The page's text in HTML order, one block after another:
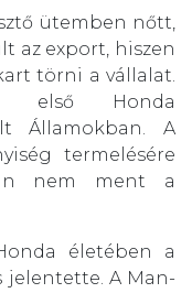
ütemben nőtt,
az export, hiszen
törni a vállalat.
első Honda
Államokban. A
termelésére
nem ment a
életében a
A Man-